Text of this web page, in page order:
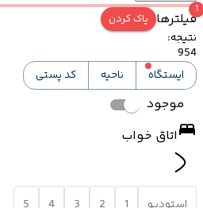
فیلترها
1
پاک کردن
نتیجه:
954
ایستگاه
ناحیه کد پستی
موجود
اتاق خواب